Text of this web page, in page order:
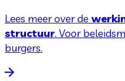
Lees meer over de
structuur. Voor
burgers.